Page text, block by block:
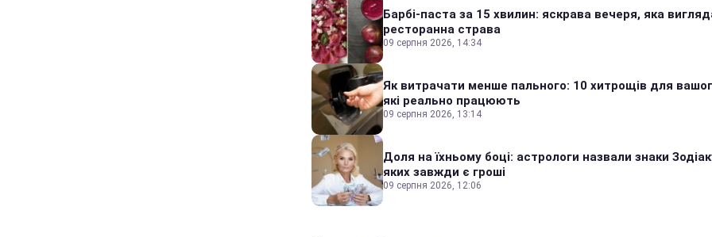
Барбі-паста за 15 хвилин: яскрава вечеря, яка
ресторанна страва
09 серпня 2026, 14:34
Як витрачати менше пального: 10 хитрощів для
які реально працюють
09 серпня 2026, 13:14
Доля на їхньому боці: астрологи назвали знаки
яких завжди є гроші
09 серпня 2026, 12:06